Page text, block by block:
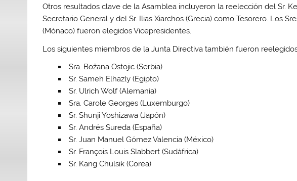
Otros resultados clave de la Asamblea incluyeron la reelección del Sr.
Secretario General y del Sr. Ilias Xiarchos (Grecia) como Tesorero. Los
(Mónaco) fueron elegidos Vicepresidentes.
Los siguientes miembros de la Junta Directiva también fueron
Sra. Božana Ostojic (Serbia)
Sr. Sameh Elhazly (Egipto)
Sr. Ulrich Wolf (Alemania)
Sra. Carole Georges (Luxemburgo)
Sr. Shunji Yoshizawa (Japón)
Sr. Andrés Sureda (España)
Sr. Juan Manuel Gómez Valencia (México)
Sr. François Louis Slabbert (Sudáfrica)
Sr. Kang Chulsik (Corea)